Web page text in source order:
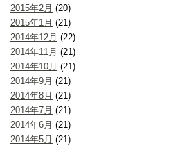
2015年2月 (20)
2015年1月 (21)
2014年12月 (22)
2014年11月 (21)
2014年10月 (21)
2014年9月 (21)
2014年8月 (21)
2014年7月 (21)
2014年6月 (21)
2014年5月 (21)